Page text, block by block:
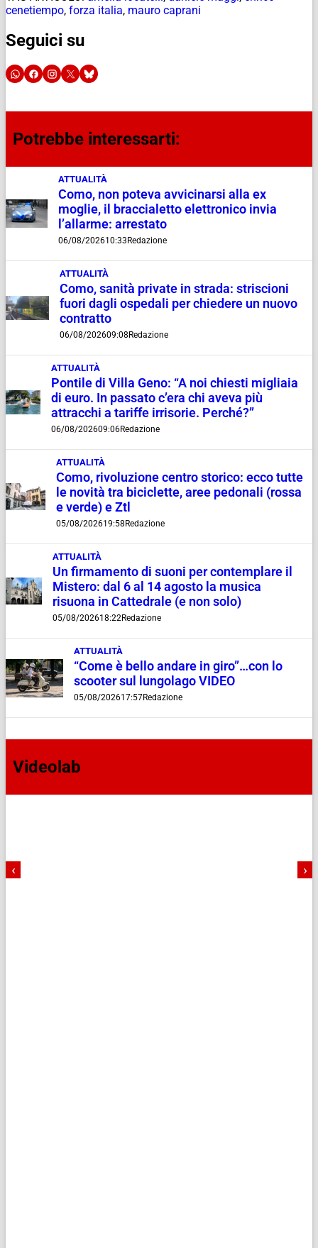
cenetiempo, forza italia, mauro caprani
Seguici su
Potrebbe interessarti:
ATTUALITÀ
Como, non poteva avvicinarsi alla ex
moglie, il braccialetto elettronico invia
l’allarme: arrestato
06/08/202610:33 Redazione
ATTUALITÀ
Como, sanità private in strada: striscioni
fuori dagli ospedali per chiedere un nuovo
contratto
06/08/202609:08 Redazione
ATTUALITÀ
Pontile di Villa Geno: “A noi chiesti migliaia
di euro. In passato c’era chi aveva più
attracchi a tariffe irrisorie. Perché?”
06/08/202609:06Redazione
ATTUALITÀ
Como, rivoluzione centro storico: ecco tutte
le novità tra biciclette, aree pedonali (rossa
e verde) e Ztl
05/08/202619:58 Redazione
ATTUALITÀ
Un firmamento di suoni per contemplare il
Mistero: dal 6 al 14 agosto la musica
risuona in Cattedrale (e non solo)
05/08/202618:22Redazione
ATTUALITÀ
“Come è bello andare in giro”…con lo
scooter sul lungolago VIDEO
05/08/202617:57Redazione
Videolab
‹ ›